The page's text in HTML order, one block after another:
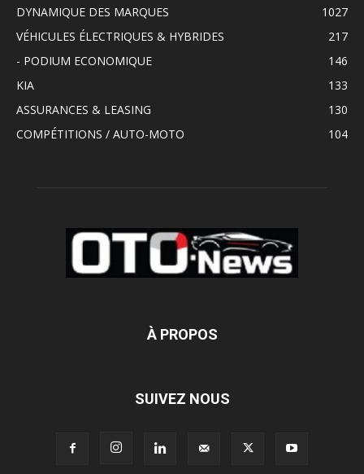
DYNAMIQUE DES MARQUES
1027
VÉHICULES ÉLECTRIQUES & HYBRIDES
217
- PODIUM ECONOMIQUE
146
KIA
133
ASSURANCES & LEASING
130
COMPÉTITIONS / AUTO-MOTO
104
À PROPOS
SUIVEZ NOUS